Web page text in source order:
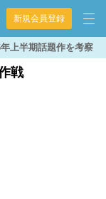
新規会員登録
上半期話題作を考察
戦